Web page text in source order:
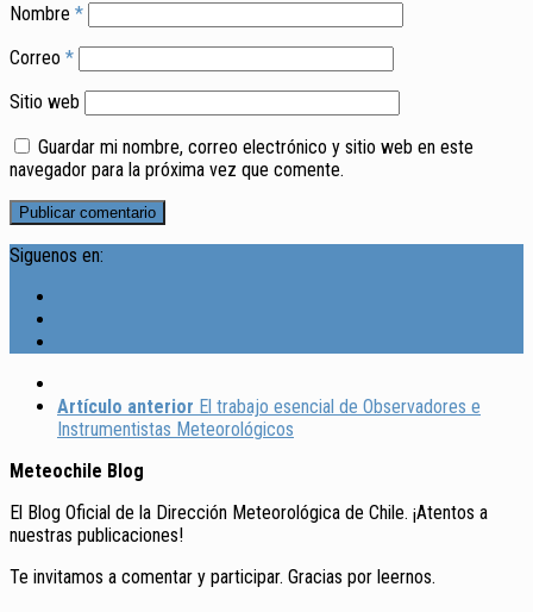
Nombre *
Correo *
Sitio web
Guardar mi nombre, correo electrónico y sitio web en este
navegador para la próxima vez que comente.
Siguenos en:
Artículo anterior El trabajo esencial de Observadores e
Instrumentistas Meteorológicos
Meteochile Blog
El Blog Oficial de la Dirección Meteorológica de Chile. ¡Atentos a
nuestras publicaciones!
Te invitamos a comentar y participar. Gracias por leernos.